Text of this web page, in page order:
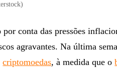
conta das pressões
agravantes. Na última
criptomoedas, à medida que o